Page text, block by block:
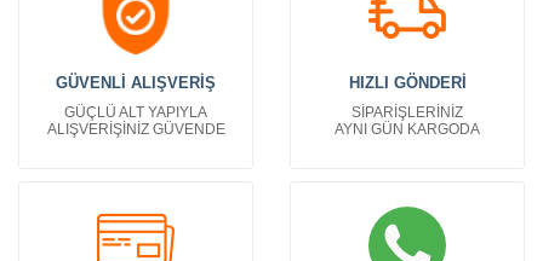
GÜVENLİ ALIŞVERİŞ
GÜÇLÜ ALT YAPIYLA
ALIŞVERİŞİNİZ GÜVENDE
HIZLI GÖNDERİ
SİPARİŞLERİNİZ
AYNI GÜN KARGODA